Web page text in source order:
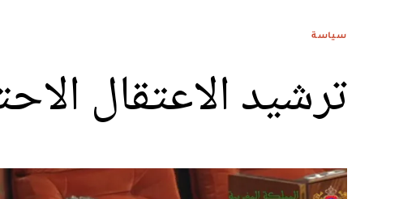
سياسة
ترشيد الاعتقال